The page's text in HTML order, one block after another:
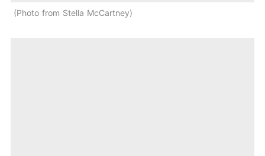
Photo from Stella McCartney